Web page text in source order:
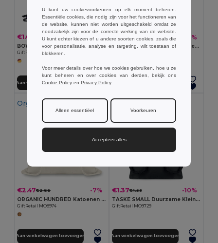
€1.65 €2.71 -39%
BOW Regenboog RPET trekkoordrugzak
GiftRetail MO6436
Aan winkelwagen toevoegen
€2.14€2.30 -7%
VEGGIE Herbruikbare katoenen nettas
Aan winkelwagen toevoegen
Organic Cotton
€2.47€2.66 -7%
ORGANIC HUNDRED Katoenen rugzakje met koord
GiftRetail MO8974
Aan winkelwagen toevoegen
Organic Cotton
€1.37€1.53 -10%
TASKE SMALL Duurzame Kleine Katoenen Opbergzak
GiftRetail MO9729
Aan winkelwagen toevoegen
U kunt uw cookievoorkeuren op elk moment beheren.
Essentiële cookies, die nodig zijn voor het functioneren van
de website, kunnen niet worden uitgeschakeld omdat ze
noodzakelijk zijn voor de correcte werking van de website.
U kunt echter kiezen of u andere soorten cookies, zoals die
voor personalisatie, analyse en targeting, wilt toestaan of
blokkeren.
Voor meer details over hoe we cookies gebruiken, hoe u ze
kunt beheren en over cookies van derden, bekijk ons
Cookie Policy en Privacy Policy.
Alleen essentiëel Voorkeuren
Accepteer alles